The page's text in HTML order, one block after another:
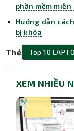
phần mềm miễn
Hướng dẫn
bị khóa
Thẻ Top 10
XEM NHIỀU